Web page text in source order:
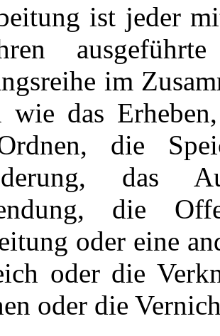
ist jeder
im
wie das
die
das
die
oder eine
oder die
oder die